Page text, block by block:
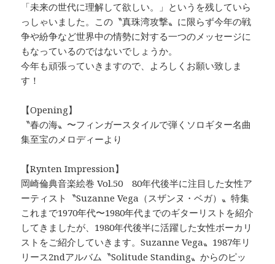
「未来の世代に理解して欲しい。」というを残していら
っしゃいました。この〝真珠湾攻撃〟に限らず今年の戦
争や紛争など世界中の情勢に対する一つのメッセージに
もなっているのではないでしょうか。
今年も頑張っていきますので、よろしくお願い致しま
す！
【Opening】
〝春の海〟〜フィンガースタイルで弾くソロギター名曲
集至宝のメロディーより
【Rynten Impression】
岡崎倫典音楽絵巻 Vol.50 80年代後半に注目した女性ア
ーティスト〝Suzanne Vega（スザンヌ・ベガ）〟特集
これまで1970年代〜1980年代までのギターリストを紹介
してきましたが、1980年代後半に活躍した女性ボーカリ
ストをご紹介していきます。Suzanne Vega〟1987年リ
リース2ndアルバム〝Solitude Standing〟からのピッ